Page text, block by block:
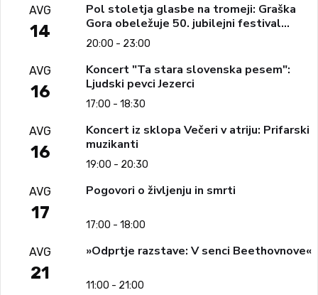
AVG
14
Pol stoletja glasbe na tromeji: Graška
Gora obeležuje 50. jubilejni festival
narodno-zabavne glasbe
20:00 - 23:00
AVG
16
Koncert "Ta stara slovenska pesem":
Ljudski pevci Jezerci
17:00 - 18:30
AVG
16
Koncert iz sklopa Večeri v atriju: Prifarski
muzikanti
19:00 - 20:30
AVG
17
Pogovori o življenju in smrti
17:00 - 18:00
AVG
21
»Odprtje razstave: V senci Beethovnove«
11:00 - 21:00